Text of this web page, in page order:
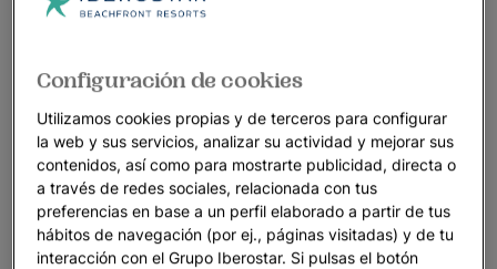
Configuración de cookies
Utilizamos cookies propias y de terceros para configurar
la web y sus servicios, analizar su actividad y mejorar sus
contenidos, así como para mostrarte publicidad, directa o
a través de redes sociales, relacionada con tus
preferencias en base a un perfil elaborado a partir de tus
hábitos de navegación (por ej., páginas visitadas) y de tu
interacción con el Grupo Iberostar. Si pulsas el botón